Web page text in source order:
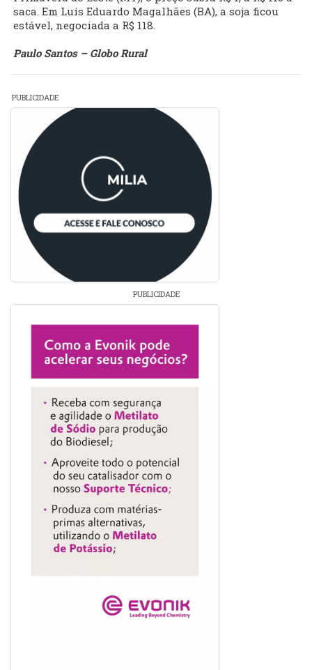
saca. Em Luís Eduardo Magalhães (BA), a soja ficou
estável, negociada a R$ 118.
Paulo Santos – Globo Rural
PUBLICIDADE
PUBLICIDADE